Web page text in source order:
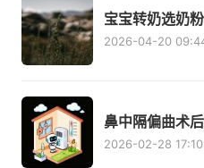
宝宝转奶选奶
2026-04-20
鼻中隔偏曲术
2026-02-28